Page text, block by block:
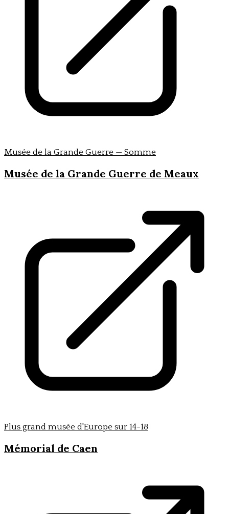
Musée de la Grande Guerre — Somme
Musée de la Grande Guerre de Meaux
Plus grand musée d'Europe sur 14-18
Mémorial de Caen